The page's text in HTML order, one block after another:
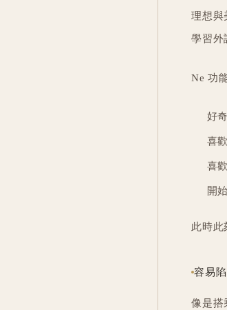
理想與
學習外
Ne 功
好
喜
喜
開
此時此
容易
像是搭